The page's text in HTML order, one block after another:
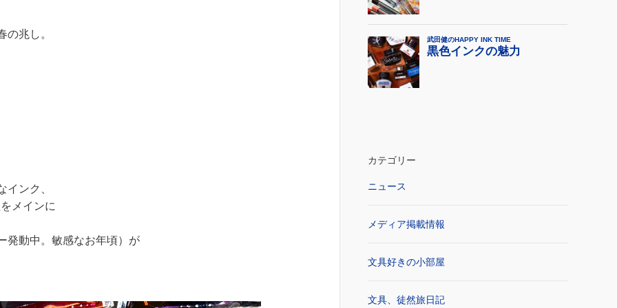
の兆し。
インク、
メインに
発動中。敏感なお年頃）が
カテゴリー
ニュース
メディア掲載情報
文具好きの小部屋
文具、徒然旅日記